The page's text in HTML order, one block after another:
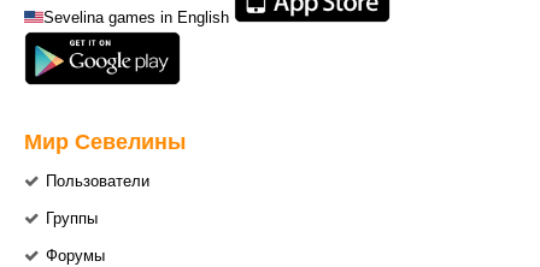
Sevelina games in English
Мир Севелины
Пользователи
Группы
Форумы